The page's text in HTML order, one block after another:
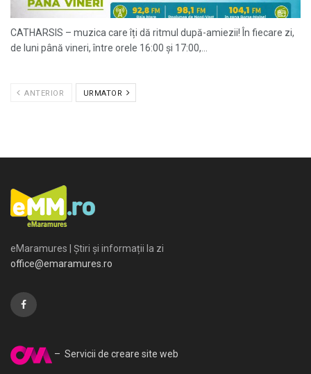
CATHARSIS – muzica care îți dă ritmul după-amiezii! În fiecare zi,
de luni până vineri, între orele 16:00 și 17:00,...
ANTERIOR URMATOR
eMaramures | Știri și informații la zi
office@emaramures.ro
– Servicii de creare site web